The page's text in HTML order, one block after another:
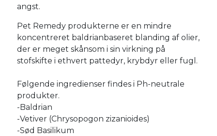
angst.
Pet Remedy produkterne er en mindre
koncentreret baldrianbaseret blanding af olier,
der er meget skånsom i sin virkning på
stofskifte i ethvert pattedyr, krybdyr eller fugl.
Følgende ingredienser findes i Ph-neutrale
produkter.
-Baldrian
-Vetiver (Chrysopogon zizanioides)
-Sød Basilikum